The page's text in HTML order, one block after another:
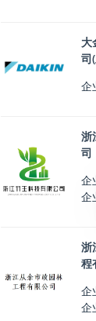
大
司
企
浙
司
企
企
浙
程
企
企